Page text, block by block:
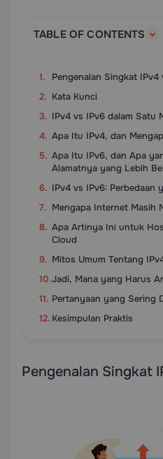
TABLE OF CONTENTS
Pengenalan Singkat IPv4
Kata Kunci
IPv4 vs IPv6 dalam Satu
Apa Itu IPv4, dan
Apa Itu IPv6, dan Apa
Alamatnya yang Lebih
IPv4 vs IPv6: Perbedaan
Mengapa Internet Masih
Apa Artinya Ini untuk
Cloud
Mitos Umum Tentang
Jadi, Mana yang Harus
Pertanyaan yang Sering
Kesimpulan Praktis
Pengenalan Singkat